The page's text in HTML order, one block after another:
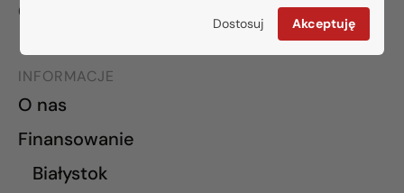
Dostosuj Akceptuję
02-765 Warszawa
INFORMACJE
O nas
Finansowanie
Białystok